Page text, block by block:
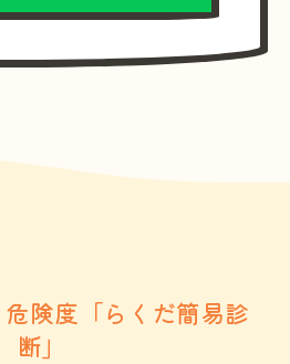
険度「らくだ簡易診
断」